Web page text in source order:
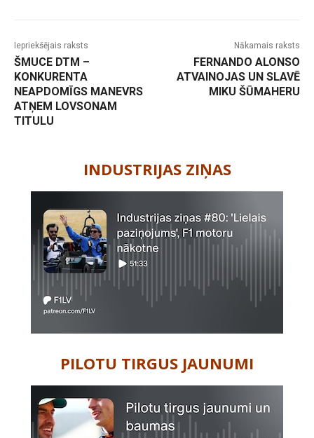
Iepriekšējais raksts
ŠMUCE DTM –
KONKURENTA
NEAPDOMĪGS MANEVRS
ATŅEM LOVSONAM
TITULU
Nākamais raksts
FERNANDO ALONSO
ATVAINOJAS UN SLAVĒ
MIKU ŠŪMAHERU
INDUSTRIJAS ZIŅAS
PILOTU TIRGUS JAUNUMI